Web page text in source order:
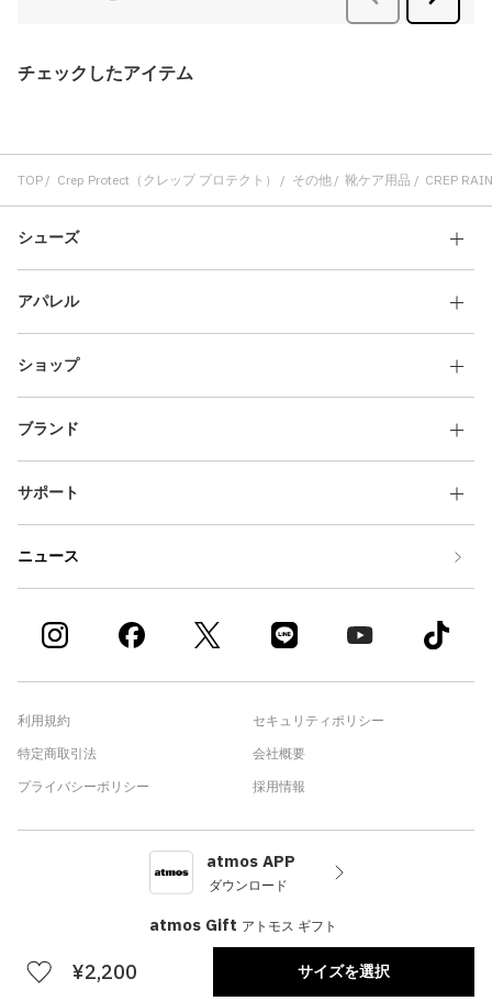
¥2,200 サイズを選択
チェックしたアイテム
TOP Crep Protect（クレップ プロテクト） その他 靴ケア用品 CREP
シューズ
アパレル
ショップ
ブランド
サポート
ニュース
利用規約
特定商取引法
プライバシーポリシー
セキュリティポリシー
会社概要
採用情報
atmos APP
ダウンロード
atmos Gift アトモス ギフト